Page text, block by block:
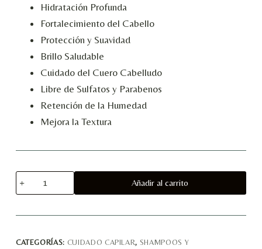
Hidratación Profunda
Fortalecimiento del Cabello
Protección y Suavidad
Brillo Saludable
Cuidado del Cuero Cabelludo
Libre de Sulfatos y Parabenos
Retención de la Humedad
Mejora la Textura
Matizador
Añadir al carrito
CATEGORÍAS: CUIDADO CAPILAR, SHAMPOOS Y